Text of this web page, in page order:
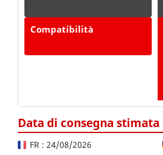
Compatibilità
Data di consegna stimata
FR : 24/08/2026